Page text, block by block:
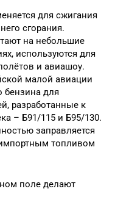
для сжигания
сгорания.
на небольшие
используются для
и авиашоу.
малой авиации
бензина для
разработанные к
– Б91/115 и Б95/130.
заправляется
топливом
поле делают